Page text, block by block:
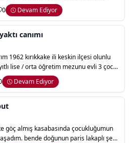
içermez, sadece merak uyandırmak
0 Devam Ediyor
canımı
1962 kırıkkake ili keskin ilçesi olunlu
lise / orta öğretim mezunu evli 3 çocuk
bakanlığı kimlikli halk şairiyim.
Devam Ediyor
göç almış kasabasında çocukluğumun
bende doğunun paris lakaplı şehri